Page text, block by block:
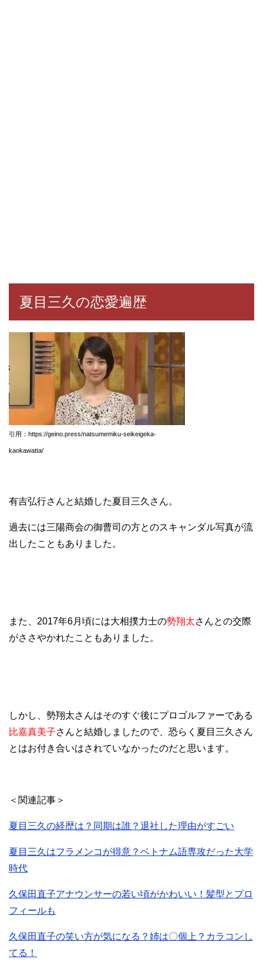
夏目三久の恋愛遍歴
引用：https://geino.press/natsumemiku-seikeigeka-
kaokawatta/
有吉弘行さんと結婚した夏目三久さん。
過去には三陽商会の御曹司の方とのスキャンダル写真が流
出したこともありました。
また、2017年6月頃には大相撲力士の勢翔太さんとの交際
がささやかれたこともありました。
しかし、勢翔太さんはそのすぐ後にプロゴルファーである
比嘉真美子さんと結婚しましたので、恐らく夏目三久さん
とはお付き合いはされていなかったのだと思います。
＜関連記事＞
夏目三久の経歴は？同期は誰？退社した理由がすごい
夏目三久はフラメンコが得意？ベトナム語専攻だった大学
時代
久保田直子アナウンサーの若い頃がかわいい！髪型とプロ
フィールも
久保田直子の笑い方が気になる？姉は〇個上？カラコンし
てる！